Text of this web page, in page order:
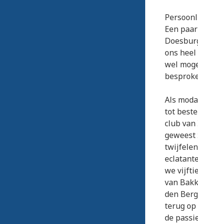
Een
ons
wel
Als
tot
club van
we
van
den
terug op
de